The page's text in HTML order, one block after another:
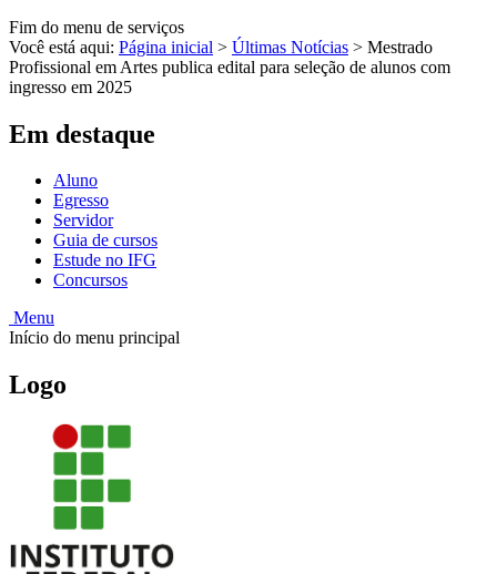
Fim do menu de serviços
Você está aqui: Página inicial > Últimas Notícias > Mestrado
Profissional em Artes publica edital para seleção de alunos com
ingresso em 2025
Em destaque
Aluno
Egresso
Servidor
Guia de cursos
Estude no IFG
Concursos
Menu
Início do menu principal
Logo